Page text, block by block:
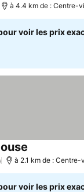
à 4.4 km de : Centre-
voir les prix
à 2.1 km de : Centre-
voir les prix